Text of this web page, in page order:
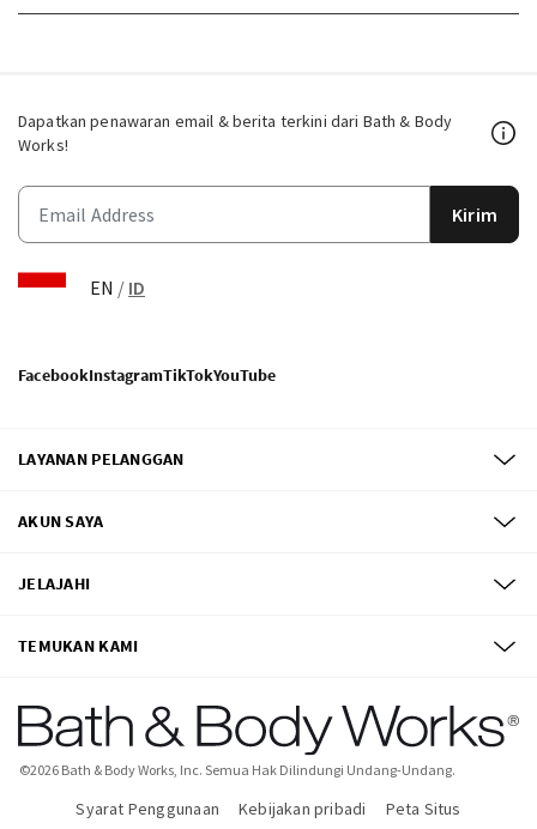
Dapatkan penawaran email & berita terkini dari Bath & Body
Works!
Kirim
EN / ID
FacebookInstagramTikTokYouTube
LAYANAN PELANGGAN
AKUN SAYA
JELAJAHI
TEMUKAN KAMI
©2026 Bath & Body Works, Inc. Semua Hak Dilindungi Undang-Undang.
Syarat Penggunaan Kebijakan pribadi Peta Situs